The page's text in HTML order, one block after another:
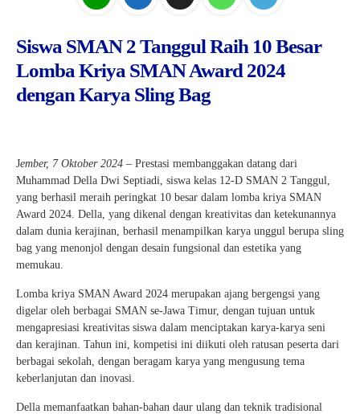
Siswa SMAN 2 Tanggul Raih 10 Besar
Lomba Kriya SMAN Award 2024
dengan Karya Sling Bag
Jember, 7 Oktober 2024 – Prestasi membanggakan datang dari
Muhammad Della Dwi Septiadi, siswa kelas 12-D SMAN 2 Tanggul,
yang berhasil meraih peringkat 10 besar dalam lomba kriya SMAN
Award 2024. Della, yang dikenal dengan kreativitas dan ketekunannya
dalam dunia kerajinan, berhasil menampilkan karya unggul berupa sling
bag yang menonjol dengan desain fungsional dan estetika yang
memukau.
Lomba kriya SMAN Award 2024 merupakan ajang bergengsi yang
digelar oleh berbagai SMAN se-Jawa Timur, dengan tujuan untuk
mengapresiasi kreativitas siswa dalam menciptakan karya-karya seni
dan kerajinan. Tahun ini, kompetisi ini diikuti oleh ratusan peserta dari
berbagai sekolah, dengan beragam karya yang mengusung tema
keberlanjutan dan inovasi.
Della memanfaatkan bahan-bahan daur ulang dan teknik tradisional